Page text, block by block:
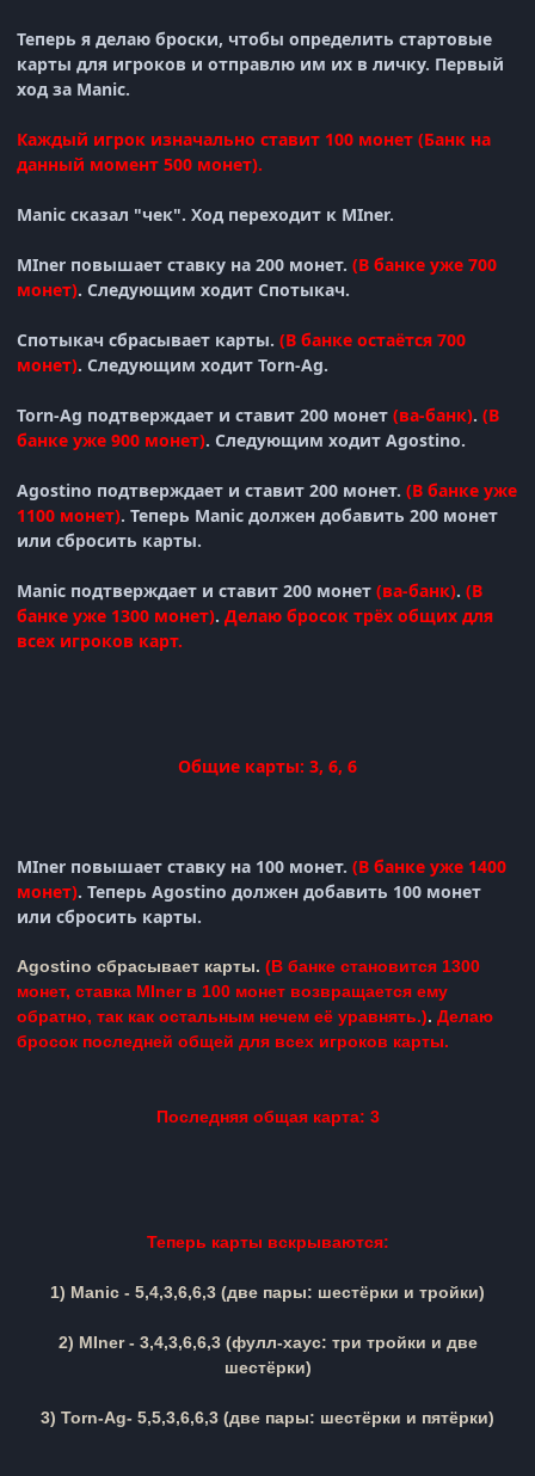
Теперь я делаю броски, чтобы определить стартовые
карты для игроков и отправлю им их в личку. Первый
ход за Manic.
Каждый игрок изначально ставит 100 монет (Банк на
данный момент 500 монет).
Manic сказал "чек". Ход переходит к MIner.
MIner повышает ставку на 200 монет. (В банке уже 700
монет). Следующим ходит Спотыкач.
Спотыкач сбрасывает карты. (В банке остаётся 700
монет). Следующим ходит Torn-Ag.
Torn-Ag подтверждает и ставит 200 монет (ва-банк). (В
банке уже 900 монет). Следующим ходит Agostino.
Agostino подтверждает и ставит 200 монет. (В банке уже
1100 монет). Теперь Manic должен добавить 200 монет
или сбросить карты.
Manic подтверждает и ставит 200 монет (ва-банк). (В
банке уже 1300 монет). Делаю бросок трёх общих для
всех игроков карт.
Общие карты: 3, 6, 6
MIner повышает ставку на 100 монет. (В банке уже 1400
монет). Теперь Agostino должен добавить 100 монет
или сбросить карты.
Agostino сбрасывает карты. (В банке становится 1300
монет, ставка MIner в 100 монет возвращается ему
обратно, так как остальным нечем её уравнять.). Делаю
бросок последней общей для всех игроков карты.
Последняя общая карта: 3
Теперь карты вскрываются:
1) Manic - 5,4,3,6,6,3 (две пары: шестёрки и тройки)
2) MIner- 3,4,3,6,6,3(фулл-хаус: три тройки и две
шестёрки)
3) Torn-Ag- 5,5,3,6,6,3 (две пары: шестёрки и пятёрки)